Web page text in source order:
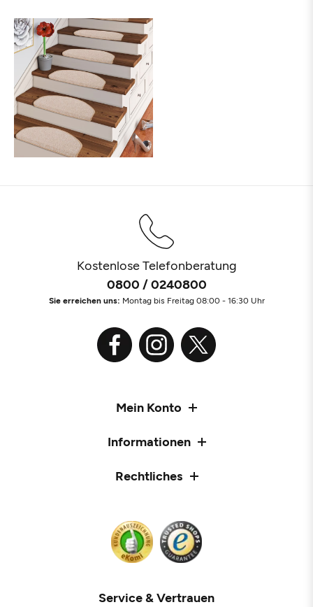
Kostenlose Telefonberatung
0800 / 0240800
Sie erreichen uns: Montag bis Freitag 08:00 - 16:30 Uhr
Mein Konto
Informationen
Rechtliches
Service & Vertrauen